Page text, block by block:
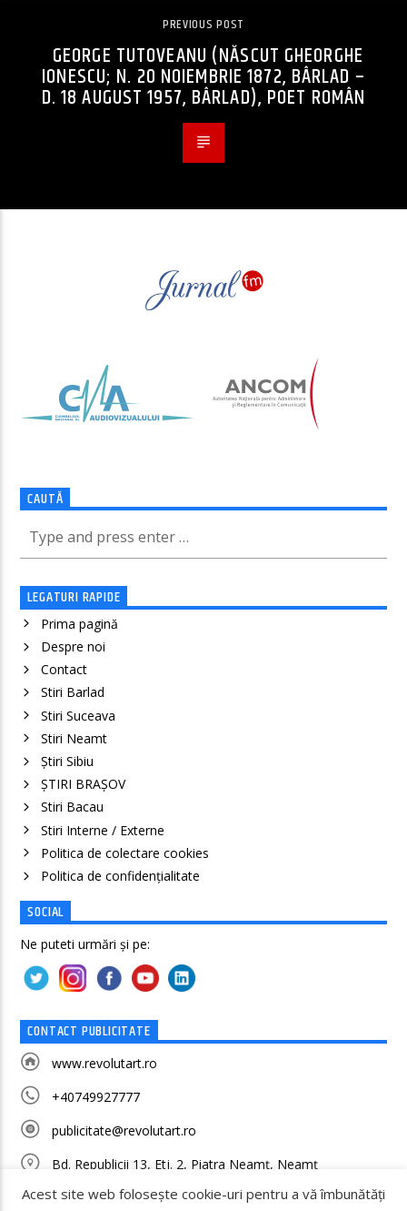
PREVIOUS POST
GEORGE TUTOVEANU (NĂSCUT GHEORGHE
IONESCU; N. 20 NOIEMBRIE 1872, BÂRLAD –
D. 18 AUGUST 1957, BÂRLAD), POET ROMÂN
CAUTĂ
LEGATURI RAPIDE
Prima pagină
Despre noi
Contact
Stiri Barlad
Stiri Suceava
Stiri Neamt
Știri Sibiu
ȘTIRI BRAȘOV
Stiri Bacau
Stiri Interne / Externe
Politica de colectare cookies
Politica de confidenţialitate
SOCIAL
Ne puteti urmări și pe:
CONTACT PUBLICITATE
www.revolutart.ro
+40749927777
publicitate@revolutart.ro
Bd. Republicii 13, Etj. 2, Piatra Neamț, Neamț
Acest site web folosește cookie-uri pentru a vă îmbunătăți